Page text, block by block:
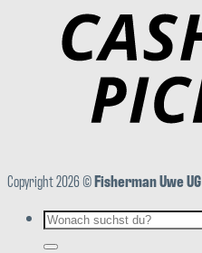
Copyright 2026 ©Fisherman Uwe UG
Suchen